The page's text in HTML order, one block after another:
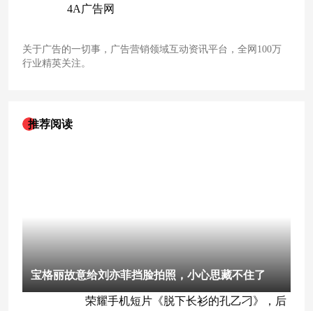
4A广告网
关于广告的一切事，广告营销领域互动资讯平台，全网100万
行业精英关注。
推荐阅读
宝格丽故意给刘亦菲挡脸拍照，小心思藏不住了
荣耀手机短片《脱下长衫的孔乙刁》，后